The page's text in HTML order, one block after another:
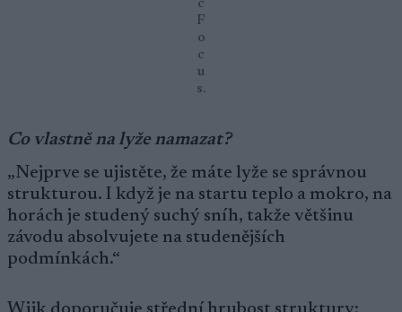
c
F
o
c
u
s.
Co vlastně na lyže namazat?
„Nejprve se ujistěte, že máte lyže se správnou
strukturou. I když je na startu teplo a mokro, na
horách je studený suchý sníh, takže většinu
závodu absolvujete na studenějších
podmínkách.“